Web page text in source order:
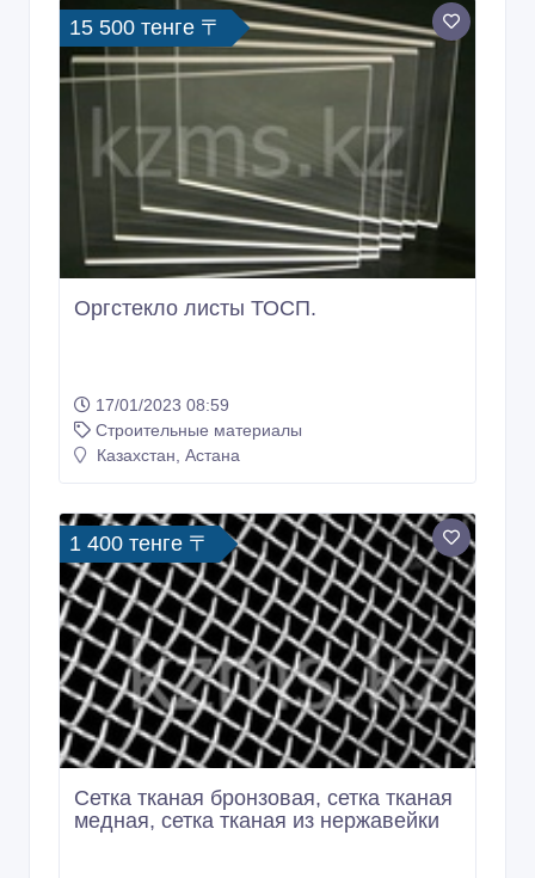
15 500 тенге 〒
Оргстекло листы ТОСП.
17/01/2023 08:59
Строительные материалы
Казахстан, Астана
1 400 тенге 〒
Сетка тканая бронзовая, сетка тканая
медная, сетка тканая из нержавейки